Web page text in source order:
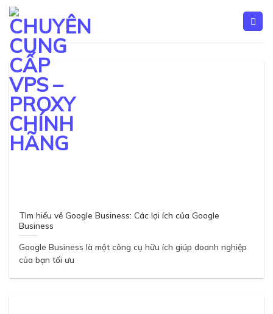
Skip
content
Tìm hiểu về Google Business: Các lợi ích của Google
Business
Google Business là một công cụ hữu ích giúp doanh nghiệp
của bạn tối ưu